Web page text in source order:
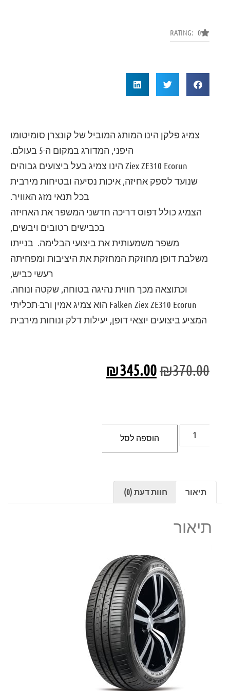
RATING: 0
צמיג פלקן הינו המותג המוביל של קונצרן סומיטומו
היפני, המדורג במקום ה-5 בעולם.
Ziex ZE310 Ecorunהינו צמיג בעל ביצועים גבוהים
שנועד לספק אחיזה, איכות נסיעה ובטיחות מירבית
בכל תנאי מזג האוויר.
הצמיג כולל דפוס דריכה חדשני המשפר את האחיזה
בכבישים רטובים ויבשים,
משפר משמעותית את ביצועי הבלימה.בנייתו
משלבת דופן מחוזקת המחזקת את היציבות ומפחיתה
רעשי כביש,
וכתוצאה מכך חווית נהיגה בטוחה, שקטה ונוחה.
Falken Ziex ZE310 Ecorunהוא צמיג אמין ורב-תכליתי
המציע ביצועים יוצאי דופן, יעילות דלק ונוחות מירבית
₪370.00
₪345.00
הוספה לסל
תיאור חוות דעת (0)
תיאור